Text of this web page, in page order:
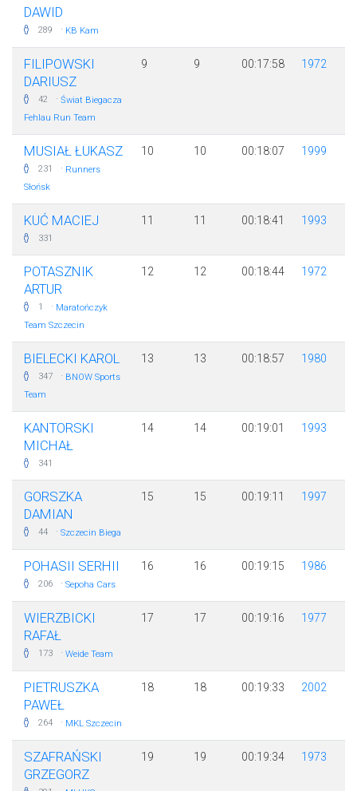
DAWID
289 · KB Kam
FILIPOWSKI
DARIUSZ
42 · Świat Biegacza
Fehlau Run Team
9 9 00:17:58 1972
MUSIAŁ ŁUKASZ
231 · Runners
Słońsk
10 10 00:18:07 1999
KUĆ MACIEJ
331
11 11 00:18:41 1993
POTASZNIK
ARTUR
1 · Maratończyk
Team Szczecin
12 12 00:18:44 1972
BIELECKI KAROL
347 · BNOW Sports
Team
13 13 00:18:57 1980
KANTORSKI
MICHAŁ
341
14 14 00:19:01 1993
GORSZKA
DAMIAN
44 · Szczecin Biega
15 15 00:19:11 1997
POHASII SERHII
206 · Sepoha Cars
16 16 00:19:15 1986
WIERZBICKI
RAFAŁ
173 · Weide Team
17 17 00:19:16 1977
PIETRUSZKA
PAWEŁ
264 · MKL Szczecin
18 18 00:19:33 2002
SZAFRAŃSKI
GRZEGORZ
19 19 00:19:34 1973